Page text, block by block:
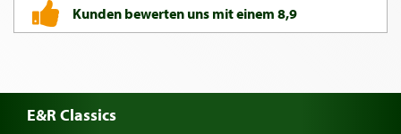
Kunden bewerten uns mit einem 8,9
E&R Classics